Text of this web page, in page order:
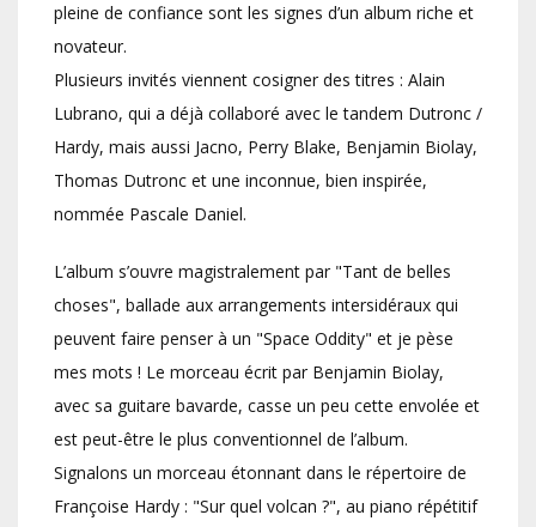
pleine de confiance sont les signes d’un album riche et
novateur.
Plusieurs invités viennent cosigner des titres : Alain
Lubrano, qui a déjà collaboré avec le tandem Dutronc /
Hardy, mais aussi Jacno, Perry Blake, Benjamin Biolay,
Thomas Dutronc et une inconnue, bien inspirée,
nommée Pascale Daniel.
L’album s’ouvre magistralement par "Tant de belles
choses", ballade aux arrangements intersidéraux qui
peuvent faire penser à un "Space Oddity" et je pèse
mes mots ! Le morceau écrit par Benjamin Biolay,
avec sa guitare bavarde, casse un peu cette envolée et
est peut-être le plus conventionnel de l’album.
Signalons un morceau étonnant dans le répertoire de
Françoise Hardy : "Sur quel volcan ?", au piano répétitif